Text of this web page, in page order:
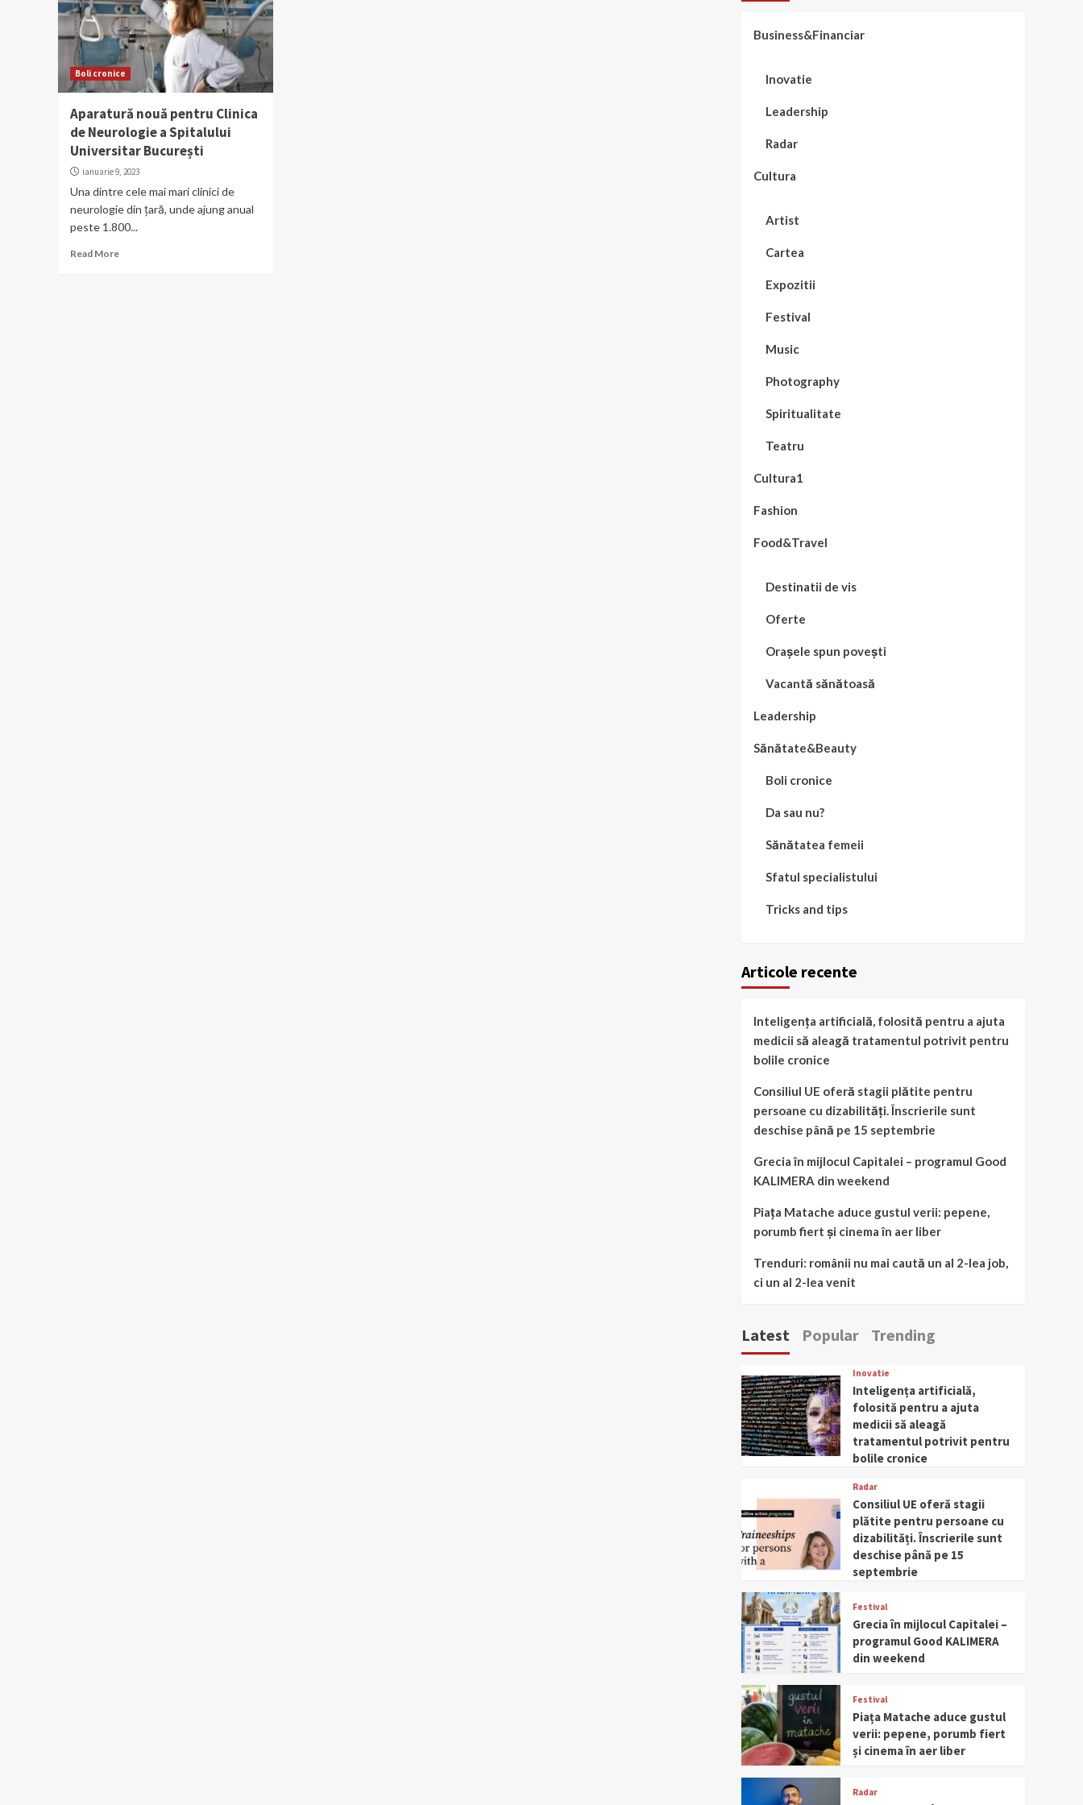
Boli cronice
Aparatură nouă pentru Clinica
de Neurologie a Spitalului
Universitar București
ianuarie 9, 2023
Una dintre cele mai mari clinici de
neurologie din țară, unde ajung anual
peste 1.800...
Read More
Business&Financiar
Inovatie
Leadership
Radar
Cultura
Artist
Cartea
Expozitii
Festival
Music
Photography
Spiritualitate
Teatru
Cultura1
Fashion
Food&Travel
Destinatii de vis
Oferte
Orașele spun povești
Vacantă sănătoasă
Leadership
Sănătate&Beauty
Boli cronice
Da sau nu?
Sănătatea femeii
Sfatul specialistului
Tricks and tips
Articole recente
Inteligența artificială, folosită pentru a ajuta
medicii să aleagă tratamentul potrivit pentru
bolile cronice
Consiliul UE oferă stagii plătite pentru
persoane cu dizabilități. Înscrierile sunt
deschise până pe 15 septembrie
Grecia în mijlocul Capitalei – programul Good
KALIMERA din weekend
Piața Matache aduce gustul verii: pepene,
porumb fiert și cinema în aer liber
Trenduri: românii nu mai caută un al 2-lea job,
ci un al 2-lea venit
Latest Popular Trending
Inovatie
Inteligența artificială,
folosită pentru a ajuta
medicii să aleagă
tratamentul potrivit pentru
bolile cronice
Radar
Consiliul UE oferă stagii
plătite pentru persoane cu
dizabilități. Înscrierile sunt
deschise până pe 15
septembrie
Festival
Grecia în mijlocul Capitalei –
programul Good KALIMERA
din weekend
Festival
Piața Matache aduce gustul
verii: pepene, porumb fiert
și cinema în aer liber
Radar